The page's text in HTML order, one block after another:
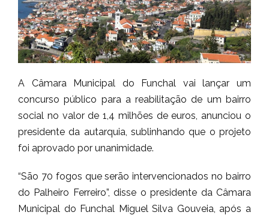
A Câmara Municipal do Funchal vai lançar um
concurso público para a reabilitação de um bairro
social no valor de 1,4 milhões de euros, anunciou o
presidente da autarquia, sublinhando que o projeto
foi aprovado por unanimidade.
“São 70 fogos que serão intervencionados no bairro
do Palheiro Ferreiro”, disse o presidente da Câmara
Municipal do Funchal Miguel Silva Gouveia, após a